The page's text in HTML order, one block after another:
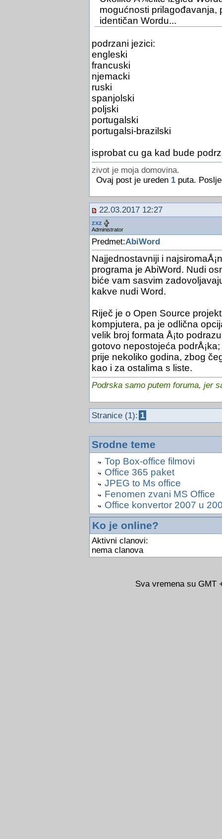
mogućnosti prilagođavanja,
identičan Wordu...
podrzani jezici:
engleski
francuski
njemacki
ruski
spanjolski
poljski
portugalski
portugalsi-brazilski
isprobat cu ga kad bude
zivot je moja domovina.
Ovaj post je ureden 1puta.
22.03.2017 12:27
zxz
Administrator
Predmet:AbiWord
Najjednostavniji i
programa je AbiWord. Nudi
biće vam sasvim
kakve nudi Word.
Riječ je o Open Source
kompjutera, pa je odlična
velik broj formata Å¡to
gotovo nepostojeća
prije nekoliko godina, zbog
kao i za ostalima s liste.
Podrska samo putem foruma, jer
Stranice (1): 1
Srodne teme
Top Box-office filmovi
Office 365 paket
JPEG to Ms office
Fenomen zvani MS Office
Office konvertor 2007 u
Ko je online?
Aktivni clanovi:
nema clanova
Sva vremena su GMT